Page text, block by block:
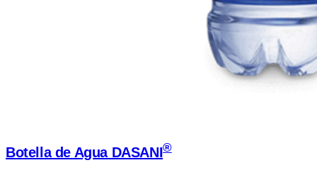
Botella de Agua DASANI®